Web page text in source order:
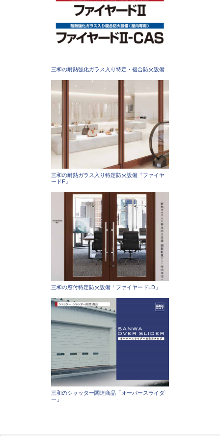
三和の耐熱強化ガラス入り特定・複合防火設備
三和の耐熱ガラス入り特定防火設備『ファイヤ
ードF』
三和の窓付特定防火設備「ファイヤードLD」
三和のシャッター関連商品「オーバースライダ
ー」